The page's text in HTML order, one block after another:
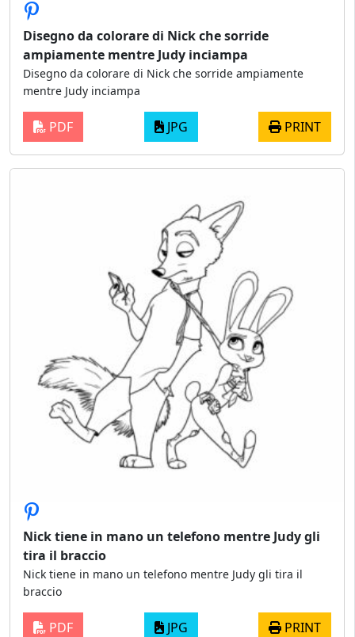
Disegno da colorare di Nick che sorride
ampiamente mentre Judy inciampa
Disegno da colorare di Nick che sorride ampiamente
mentre Judy inciampa
PDF JPG PRINT
Nick tiene in mano un telefono mentre Judy gli
tira il braccio
Nick tiene in mano un telefono mentre Judy gli tira il
braccio
PDF JPG PRINT